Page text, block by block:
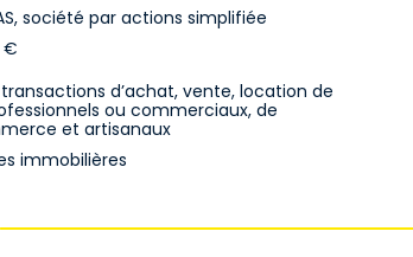
société par actions simplifiée
€
transactions d’achat, vente, location de
ou commerciaux, de
et artisanaux
immobilières